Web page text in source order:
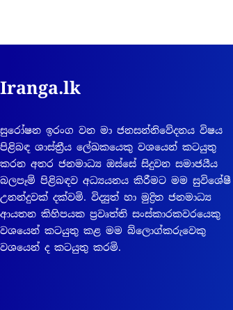
Iranga.lk
සුරෝෂන ඉරංග වන මා ජනසන්නිවේදනය විෂය
පිළිබඳ ශාස්ත්‍රීය ලේඛකයෙකු වශයෙන් කටයුතු
කරන අතර ජනමාධ්‍ය ඔස්සේ සිදුවන සමාජයීය
බලපෑම් පිළිබඳව අධ්‍යයනය කිරීමට මම සුවිශේෂී
උනන්දුවක් දක්වමි. විද්‍යුත් හා මුද්‍රිත ජනමාධ්‍ය
ආයතන කිහිපයක ප්‍රවෘත්ති සංස්කාරකවරයෙකු
වශයෙන් කටයුතු කළ මම බ්ලොග්කරුවෙකු
වශයෙන් ද කටයුතු කරමි.